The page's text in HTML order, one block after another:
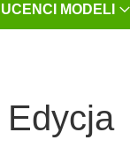
MODELI
Edycja